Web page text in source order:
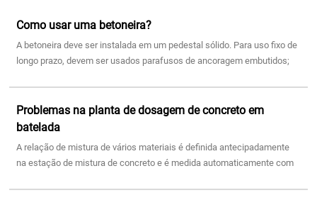
Como usar uma betoneira?
A betoneira deve ser instalada em um pedestal sólido. Para uso fixo de
longo prazo, devem ser usados parafusos de ancoragem embutidos;
Problemas na planta de dosagem de concreto em
batelada
A relação de mistura de vários materiais é definida antecipadamente
na estação de mistura de concreto e é medida automaticamente com